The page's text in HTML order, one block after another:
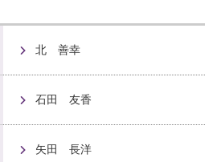
北 善幸
石田 友香
矢田 長洋